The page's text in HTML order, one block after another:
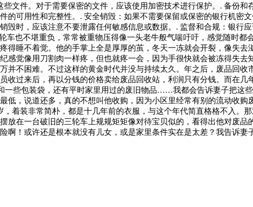
文件。对于需要保密的文件，应该使用加密技术进行保护。. 备份
的可用性和完整性。. 安全销毁：如果不需要保留或保密的银行机密
毁时，应该注意不要泄露任何敏感信息或数据。. 监督和合规：银行
车也不堪重负，常常被重物压得像一头老牛般气喘吁吁，感觉随时
得睡不着觉。他的手掌上全是厚厚的茧，冬天一冻就会开裂，像失
感觉像用刀割肉一样疼，但也就疼一会，因为手很快就会被冻得失
并不困难。不过这样的黄金时代并没与持续太久。年之后，废品回
收过来后，再以分钱的价格卖给废品回收站，利润只有分钱。而在
一些包装袋，还有平时家里用过的废旧物品……我都会告诉妻子把这
低，说道还多，真的不想叫他收购，因为小区里经常有别的流动收
着装非常简朴，都是十几年前的衣服，与这个年代简直格格不入。
放在一台破旧的三轮车上规规矩矩像对待宝贝似的，看得出他对废
啊！或许还是根本就没有儿女，或是家里条件实在是太差？我告诉妻